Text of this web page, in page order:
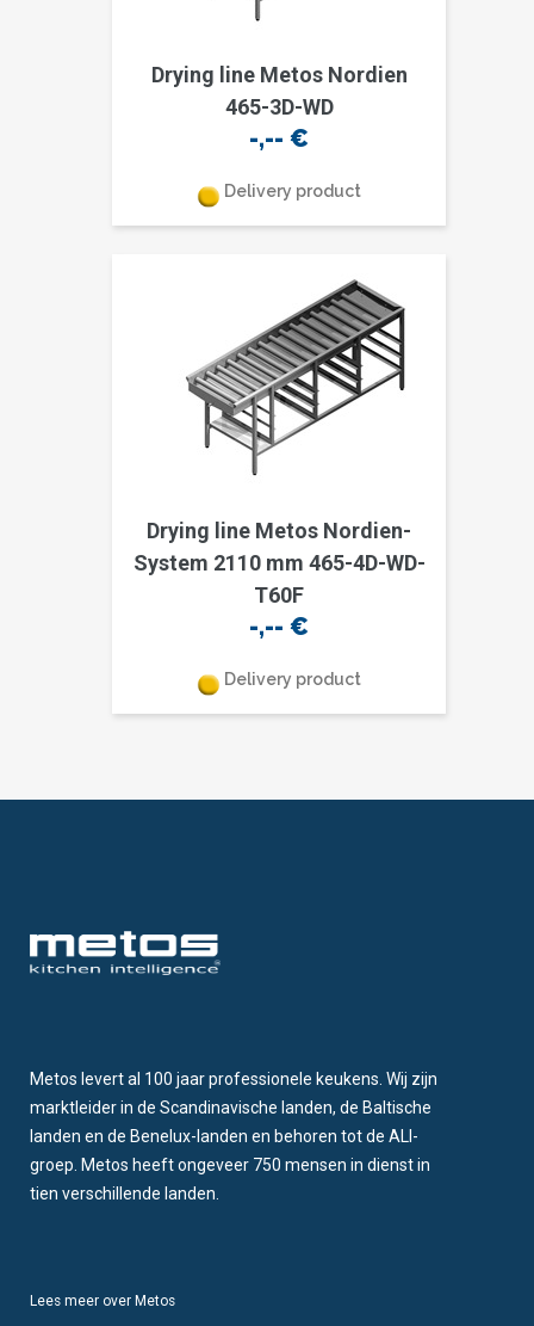
Drying line Metos Nordien
465-3D-WD
-,-- €
Delivery product
Drying line Metos Nordien-
System 2110 mm 465-4D-WD-
T60F
-,-- €
Delivery product
Metos levert al 100 jaar professionele keukens. Wij zijn
marktleider in de Scandinavische landen, de Baltische
landen en de Benelux-landen en behoren tot de ALI-
groep. Metos heeft ongeveer 750 mensen in dienst in
tien verschillende landen.
Lees meer over Metos